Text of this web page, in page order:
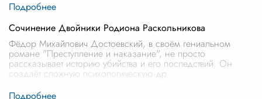
Сочинение Двойники Родиона Раскольникова
Фёдор Михайлович Достоевский, в своём гениальном
романе "Преступление и наказание", не просто
рассказывает историю убийства и его последствий. Он
создаёт сложную психологическую др